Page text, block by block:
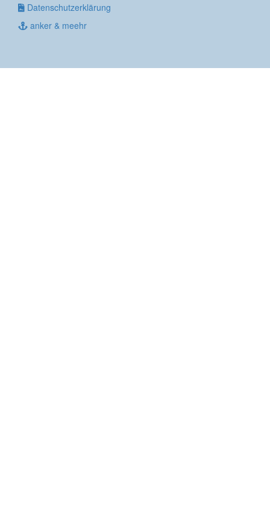
Datenschutzerklärung
anker & meehr